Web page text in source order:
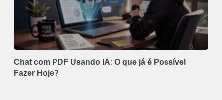
Chat com PDF Usando IA: O que já é Possível
Fazer Hoje?